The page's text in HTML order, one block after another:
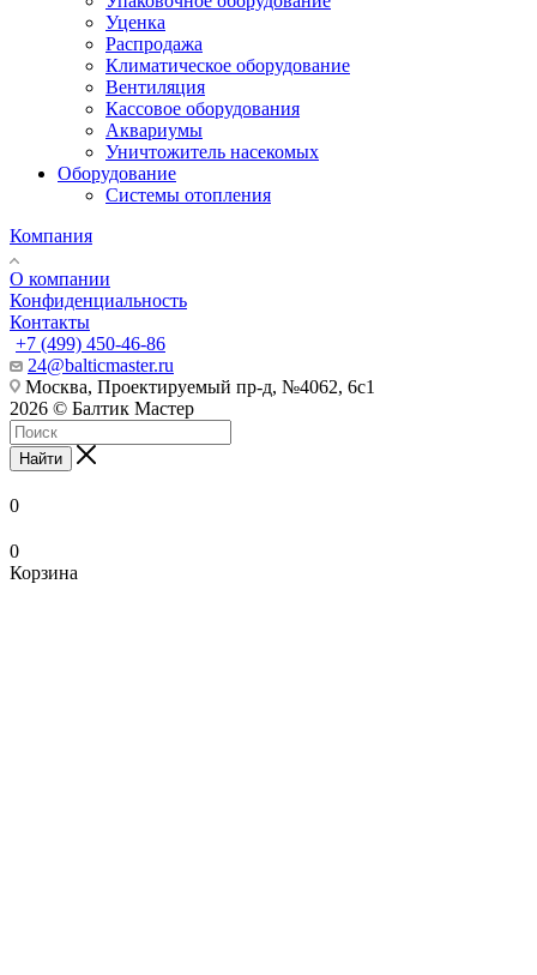
Уценка
Распродажа
Климатическое оборудование
Вентиляция
Кассовое оборудования
Аквариумы
Уничтожитель насекомых
Оборудование
Системы отопления
Компания
О компании
Конфиденциальность
Контакты
+7 (499) 450-46-86
24@balticmaster.ru
Москва, Проектируемый пр-д, №4062, 6с1
2026 © Балтик Мастер
Найти
0
0
Корзина